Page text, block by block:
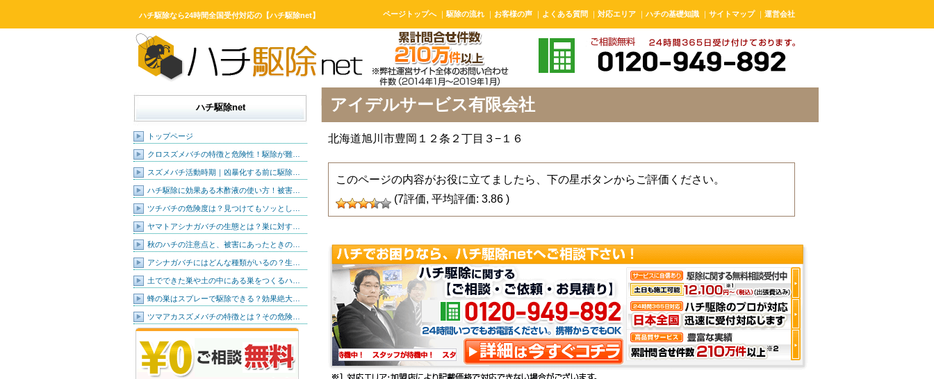
ハチ駆除なら24時間全国受付対応の【ハチ駆除net】 ページトップへ ｜ 駆除の流れ ｜ お客様の声 ｜ よくある質問 ｜ 対応エリア ｜ ハチの基礎知識 ｜ サイトマップ ｜ 運営会社
ハチ駆除net
トップページ
クロスズメバチの特徴と危険性！駆除が難…
スズメバチ活動時期｜凶暴化する前に駆除…
ハチ駆除に効果ある木酢液の使い方！被害…
ツチバチの危険度は？見つけてもソッとし…
ヤマトアシナガバチの生態とは？巣に対す…
秋のハチの注意点と、被害にあったときの…
アシナガバチにはどんな種類がいるの？生…
土でできた巣や土の中にある巣をつくるハ…
蜂の巣はスプレーで駆除できる？効果絶大…
ツマアカスズメバチの特徴とは？その危険…
アイデルサービス有限会社
北海道旭川市豊岡１２条２丁目３−１６
このページの内容がお役に立てましたら、下の星ボタンからご評価ください。
(7評価, 平均評価: 3.86 )